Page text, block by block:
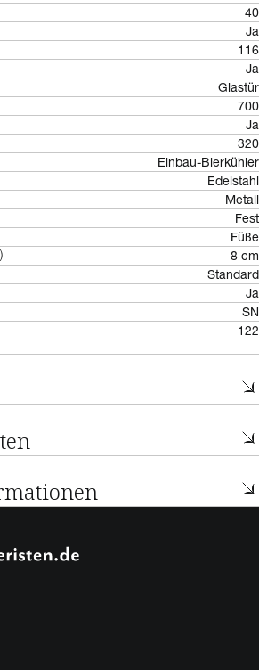
40
Ja
116
Ja
Glastür
700
Ja
320
Einbau-Bierkühler
Edelstahl
Metall
Fest
Füße
8 cm
Standard
Ja
SN
122